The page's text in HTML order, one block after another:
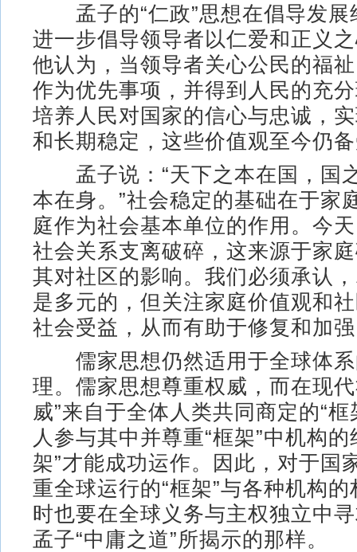
孟子的“仁政”思想在倡导发展
进一步倡导领导者以仁爱和正义
他认为，当领导者关心公民的福
作为优先事项，并得到人民的充
培养人民对国家的信心与忠诚，
和长期稳定，这些价值观至今仍
孟子说：“天下之本在国，国
本在身。”社会稳定的基础在于家
庭作为社会基本单位的作用。今
社会关系支离破碎，这来源于家
其对社区的影响。我们必须承认
是多元的，但关注家庭价值观和
社会受益，从而有助于修复和加
儒家思想仍然适用于全球体系
理。儒家思想尊重权威，而在现
威”来自于全体人类共同商定的“
人参与其中并尊重“框架”中机构
架”才能成功运作。因此，对于国
重全球运行的“框架”与各种机构
时也要在全球义务与主权独立中
孟子“中庸之道”所揭示的那样。